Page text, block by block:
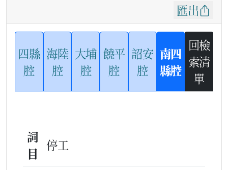
匯出
四縣
腔
海陸
腔
大埔
腔
饒平
腔
詔安
腔
南四
縣腔
回檢
索清
單
詞
目
停工